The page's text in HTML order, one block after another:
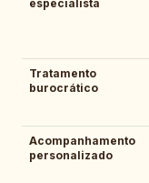
especialista
Tratamento
burocrático
Acompanhamento
personalizado